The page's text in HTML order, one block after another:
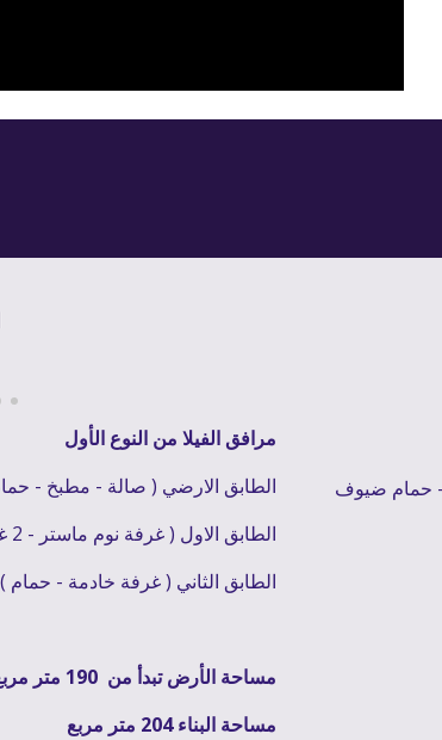
مرافق الفيلا من النوع الأول
الطابق الارضي ( صالة - مطبخ -
الطابق الاول ( غرفة نوم ماستر - 2 غرفة نوم - حمام )
الطابق الثاني ( غرفة خادمة - حمام )
مساحة الأرض تبدأ من  190 متر مربع
مساحة البناء 204 متر مربع
حمام ضيوف